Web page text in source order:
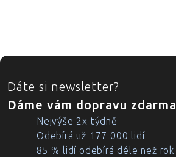
ZÁPATÍ
Dáte si newsletter?
Dáme vám dopravu zdarma
Nejvýše 2x týdně
Odebírá už 177 000 lidí
85 % lidí odebírá déle než rok